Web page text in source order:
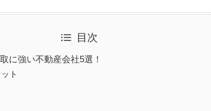
目次
に強い不動産会社5選！
ト